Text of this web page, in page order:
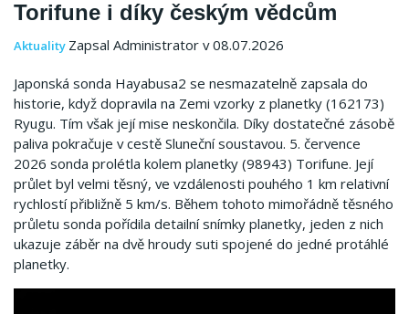
Torifune i díky českým vědcům
Aktuality Zapsal Administrator v 08.07.2026
Japonská sonda Hayabusa2 se nesmazatelně zapsala do
historie, když dopravila na Zemi vzorky z planetky (162173)
Ryugu. Tím však její mise neskončila. Díky dostatečné zásobě
paliva pokračuje v cestě Sluneční soustavou. 5. července
2026 sonda prolétla kolem planetky (98943) Torifune. Její
průlet byl velmi těsný, ve vzdálenosti pouhého 1 km relativní
rychlostí přibližně 5 km/s. Během tohoto mimořádně těsného
průletu sonda pořídila detailní snímky planetky, jeden z nich
ukazuje záběr na dvě hroudy suti spojené do jedné protáhlé
planetky.